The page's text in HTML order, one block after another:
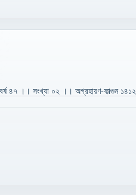
৪৭ ।। সংখ্যা ০২ ।। অগ্রহায়ণ-ফাল্গুন ১৪১২